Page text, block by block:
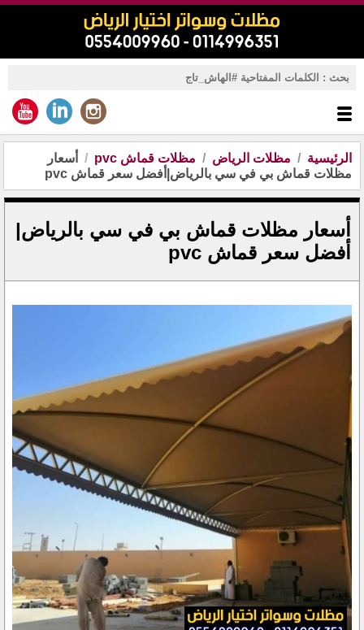
الرئيسية مظلات الرياض مظلات قماش pvc
أسعار
مظلات قماش بي في سي بالرياض|أفضل سعر قماش pvc
أسعار مظلات قماش بي في سي بالرياض|
أفضل سعر قماش pvc